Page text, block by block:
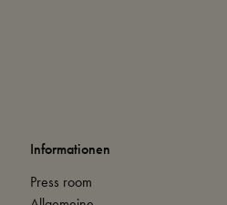
Informationen
Press room